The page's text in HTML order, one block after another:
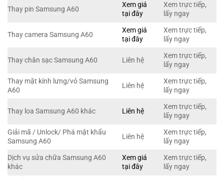
Thay pin Samsung A60
Xem giá
tại đây
Xem trực tiếp,
lấy ngay
Thay camera Samsung A60
Xem giá
tại đây
Xem trực tiếp,
lấy ngay
Thay chân sạc Samsung A60 Liên hệ
Xem trực tiếp,
lấy ngay
Thay mặt kính lưng/vỏ Samsung
A60
Liên hệ
Xem trực tiếp,
lấy ngay
Thay loa Samsung A60 khác Liên hệ
Xem trực tiếp,
lấy ngay
Giải mã / Unlock/ Phá mật khẩu
Samsung A60
Liên hệ
Xem trực tiếp,
lấy ngay
Dịch vụ sửa chữa Samsung A60
khác
Xem giá
tại đây
Xem trực tiếp,
lấy ngay